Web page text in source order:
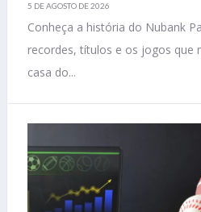
5 DE AGOSTO DE 2026
Conheça a história do Nubank
recordes, títulos e os jogos que
casa do...